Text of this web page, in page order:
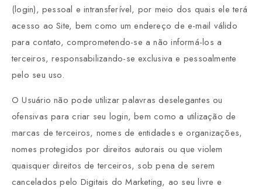
(login), pessoal e intransferível, por meio dos quais ele terá
acesso ao Site, bem como um endereço de e-mail válido
para contato, comprometendo-se a não informá-los a
terceiros, responsabilizando-se exclusiva e pessoalmente
pelo seu uso.
O Usuário não pode utilizar palavras deselegantes ou
ofensivas para criar seu login, bem como a utilização de
marcas de terceiros, nomes de entidades e organizações,
nomes protegidos por direitos autorais ou que violem
quaisquer direitos de terceiros, sob pena de serem
cancelados pelo Digitais do Marketing, ao seu livre e